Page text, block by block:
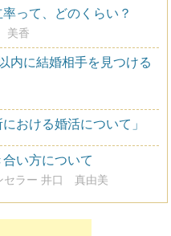
って、どのくらい？
美香
内に結婚相手を見つける
おける婚活について」
い方について
セラー 井口 真由美